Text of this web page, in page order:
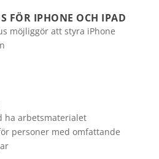
FÖR IPHONE OCH IPAD
möjliggör att styra iPhone
ha arbetsmaterialet
personer med omfattande